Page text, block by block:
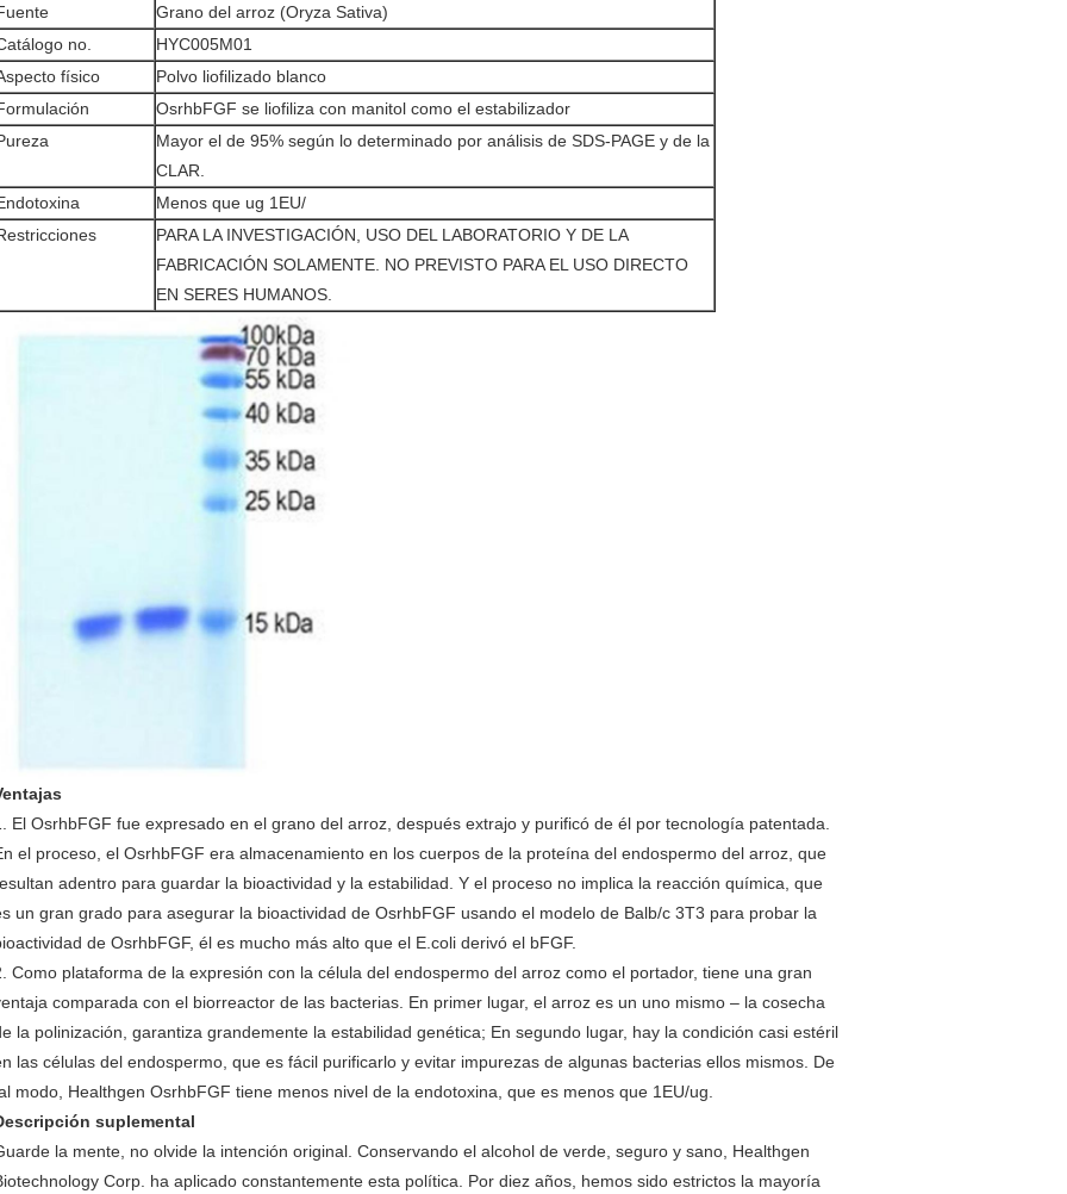
Grano del arroz (Oryza Sativa)
no.
HYC005M01
físico
Polvo liofilizado blanco
OsrhbFGF se liofiliza con manitol como el estabilizador
Mayor el de 95% según lo determinado por análisis de SDS-PAGE y de la
CLAR.
Menos que ug 1EU/
PARA LA INVESTIGACIÓN, USO DEL LABORATORIO Y DE LA
FABRICACIÓN SOLAMENTE. NO PREVISTO PARA EL USO DIRECTO
EN SERES HUMANOS.
El OsrhbFGF fue expresado en el grano del arroz, después extrajo y purificó de él por tecnología patentada.
el proceso, el OsrhbFGF era almacenamiento en los cuerpos de la proteína del endospermo del arroz, que
adentro para guardar la bioactividad y la estabilidad. Y el proceso no implica la reacción química, que
un gran grado para asegurar la bioactividad de OsrhbFGF usando el modelo de Balb/c 3T3 para probar la
de OsrhbFGF, él es mucho más alto que el E.coli derivó el bFGF.
Como plataforma de la expresión con la célula del endospermo del arroz como el portador, tiene una gran
comparada con el biorreactor de las bacterias. En primer lugar, el arroz es un uno mismo – la cosecha
la polinización, garantiza grandemente la estabilidad genética; En segundo lugar, hay la condición casi estéril
las células del endospermo, que es fácil purificarlo y evitar impurezas de algunas bacterias ellos mismos. De
modo, Healthgen OsrhbFGF tiene menos nivel de la endotoxina, que es menos que 1EU/ug.
suplemental
la mente, no olvide la intención original. Conservando el alcohol de verde, seguro y sano, Healthgen
Corp. ha aplicado constantemente esta política. Por diez años, hemos sido estrictos la mayoría